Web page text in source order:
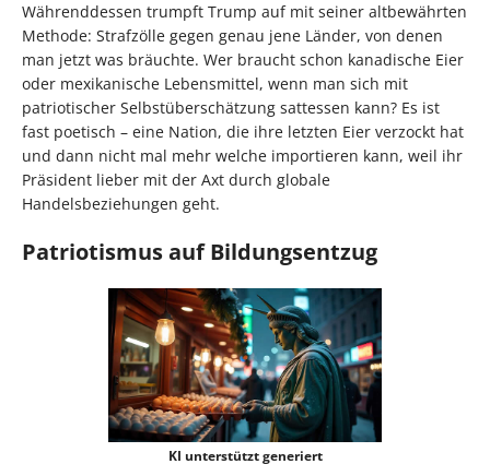
Währenddessen trumpft Trump auf mit seiner altbewährten
Methode: Strafzölle gegen genau jene Länder, von denen
man jetzt was bräuchte. Wer braucht schon kanadische Eier
oder mexikanische Lebensmittel, wenn man sich mit
patriotischer Selbstüberschätzung sattessen kann? Es ist
fast poetisch – eine Nation, die ihre letzten Eier verzockt hat
und dann nicht mal mehr welche importieren kann, weil ihr
Präsident lieber mit der Axt durch globale
Handelsbeziehungen geht.
Patriotismus auf Bildungsentzug
KI unterstützt generiert